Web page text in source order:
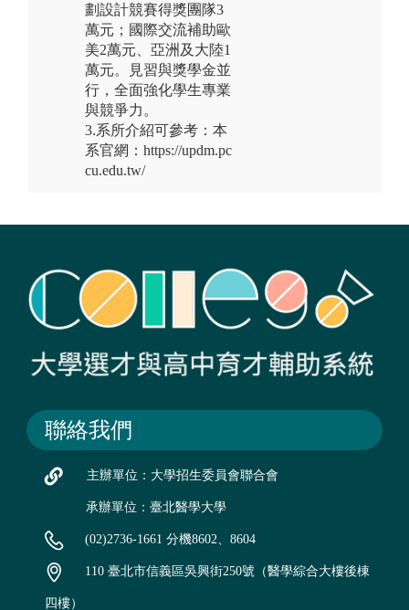
劃設計競賽得獎團隊3
萬元；國際交流補助歐
美2萬元、亞洲及大陸1
萬元。見習與獎學金並
行，全面強化學生專業
與競爭力。
3.系所介紹可參考：本
系官網：https://updm.pc
cu.edu.tw/
聯絡我們
主辦單位：大學招生委員會聯合會
承辦單位：臺北醫學大學
(02)2736-1661 分機8602、8604
110 臺北市信義區吳興街250號（醫學綜合大樓後棟
四樓）